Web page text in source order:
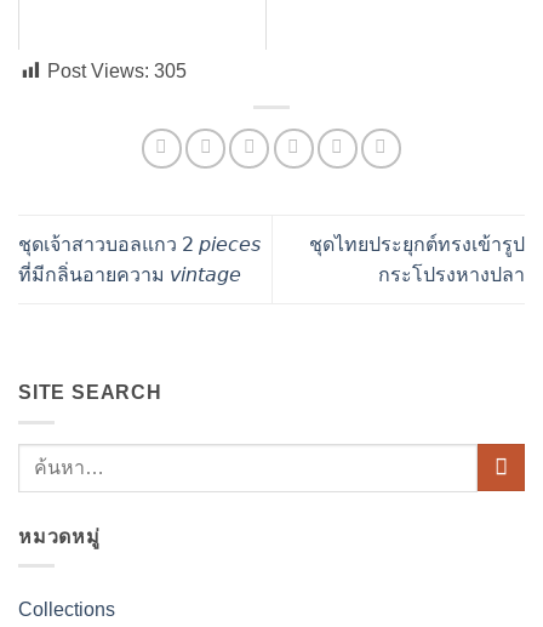
Post Views: 305
ชุดเจ้าสาวบอลแกว 𝟤 𝘱𝘪𝘦𝘤𝘦𝘴
ที่มีกลิ่นอายความ 𝘷𝘪𝘯𝘵𝘢𝘨𝘦
ชุดไทยประยุกต์ทรงเข้ารูป
กระโปรงหางปลา
SITE SEARCH
หมวดหมู่
Collections